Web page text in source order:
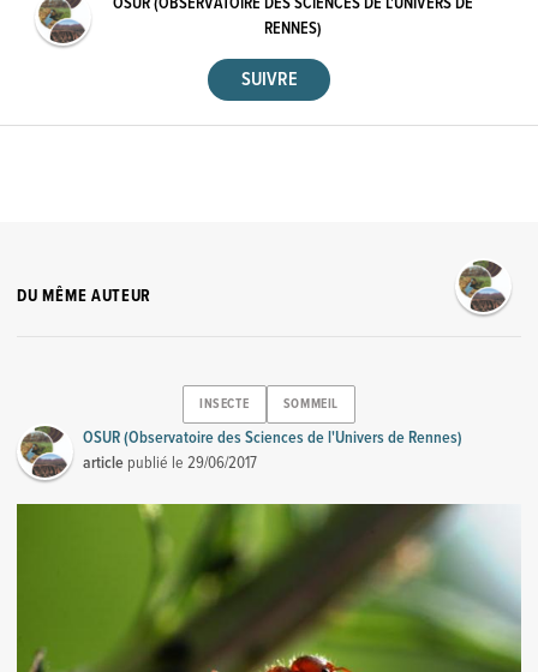
RENNES)
DU MÊME AUTEUR
INSECTE SOMMEIL
OSUR (Observatoire des Sciences de l'Univers de Rennes)
article publié le29/06/2017